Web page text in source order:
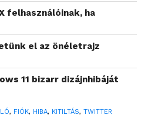
felhasználóinak, ha
el az önéletrajz
11 bizarr dizájnhibáját
, FIÓK, HIBA, KITILTÁS, TWITTER